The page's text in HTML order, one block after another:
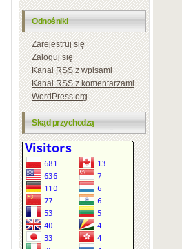
Odnośniki
Zarejestruj się
Zaloguj się
KanałRSSz wpisami
KanałRSSz komentarzami
WordPress.org
Skąd przychodzą